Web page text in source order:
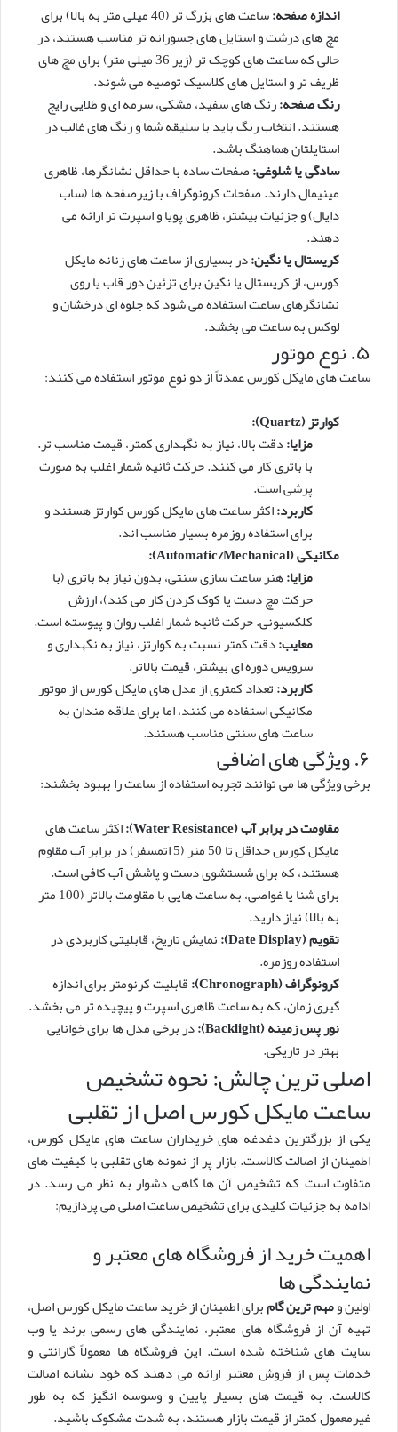
اندازه صفحه:
ساعت های بزرگ تر (40 میلی متر به بالا) برای
مچ های درشت و استایل های جسورانه تر مناسب هستند، در
حالی که ساعت های کوچک تر (زیر 36 میلی متر) برای مچ های
ظریف تر و استایل های کلاسیک توصیه می شوند.
رنگ صفحه:رنگ های سفید، مشکی، سرمه ای و طلایی رایج
هستند. انتخاب رنگ باید با سلیقه شما و رنگ های غالب در
استایلتان هماهنگ باشد.
سادگی یا شلوغی:صفحات ساده با حداقل نشانگرها، ظاهری
مینیمال دارند. صفحات کرونوگراف با زیرصفحه ها (ساب
دایال) و جزئیات بیشتر، ظاهری پویا و اسپرت تر ارائه می
دهند.
کریستال یا نگین:در بسیاری از ساعت های زنانه مایکل
کورس، از کریستال یا نگین برای تزئین دور قاب یا روی
نشانگرهای ساعت استفاده می شود که جلوه ای درخشان و
لوکس به ساعت می بخشد.
۵. نوع موتور
ساعت های مایکل کورس عمدتاً از دو نوع موتور استفاده می کنند:
کوارتز (Quartz):
مزایا:دقت بالا، نیاز به نگهداری کمتر، قیمت مناسب تر.
با باتری کار می کنند. حرکت ثانیه شمار اغلب به صورت
پرشی است.
کاربرد:اکثر ساعت های مایکل کورس کوارتز هستند و
برای استفاده روزمره بسیار مناسب اند.
مکانیکی (Automatic/Mechanical):
مزایا:هنر ساعت سازی سنتی، بدون نیاز به باتری (با
حرکت مچ دست یا کوک کردن کار می کند)، ارزش
کلکسیونی. حرکت ثانیه شمار اغلب روان و پیوسته است.
معایب:دقت کمتر نسبت به کوارتز، نیاز به نگهداری و
سرویس دوره ای بیشتر، قیمت بالاتر.
کاربرد:تعداد کمتری از مدل های مایکل کورس از موتور
مکانیکی استفاده می کنند، اما برای علاقه مندان به
ساعت های سنتی مناسب هستند.
۶. ویژگی های اضافی
برخی ویژگی ها می توانند تجربه استفاده از ساعت را بهبود بخشند:
مقاومت در برابر آب (Water Resistance):
اکثر ساعت های
مایکل کورس حداقل تا 50 متر (5 اتمسفر) در برابر آب مقاوم
هستند، که برای شستشوی دست و پاشش آب کافی است.
برای شنا یا غواصی، به ساعت هایی با مقاومت بالاتر (100 متر
به بالا) نیاز دارید.
تقویم (Date Display):
نمایش تاریخ، قابلیتی کاربردی در
استفاده روزمره.
کرونوگراف (Chronograph):
قابلیت کرنومتر برای اندازه
گیری زمان، که به ساعت ظاهری اسپرت و پیچیده تر می بخشد.
نور پس زمینه (Backlight):
در برخی مدل ها برای خوانایی
بهتر در تاریکی.
اصلی ترین چالش: نحوه تشخیص
ساعت مایکل کورس اصل از تقلبی
یکی از بزرگترین دغدغه های خریداران ساعت های مایکل کورس،
اطمینان از اصالت کالاست. بازار پر از نمونه های تقلبی با کیفیت های
متفاوت است که تشخیص آن ها گاهی دشوار به نظر می رسد. در
ادامه به جزئیات کلیدی برای تشخیص ساعت اصلی می پردازیم:
اهمیت خرید از فروشگاه های معتبر و
نمایندگی ها
اولین ومهم ترین گامبرای اطمینان از خرید ساعت مایکل کورس اصل،
تهیه آن از فروشگاه های معتبر، نمایندگی های رسمی برند یا وب
سایت های شناخته شده است. این فروشگاه ها معمولاً گارانتی و
خدمات پس از فروش معتبر ارائه می دهند که خود نشانه اصالت
کالاست. به قیمت های بسیار پایین و وسوسه انگیز که به طور
غیرمعمول کمتر از قیمت بازار هستند، به شدت مشکوک باشید.